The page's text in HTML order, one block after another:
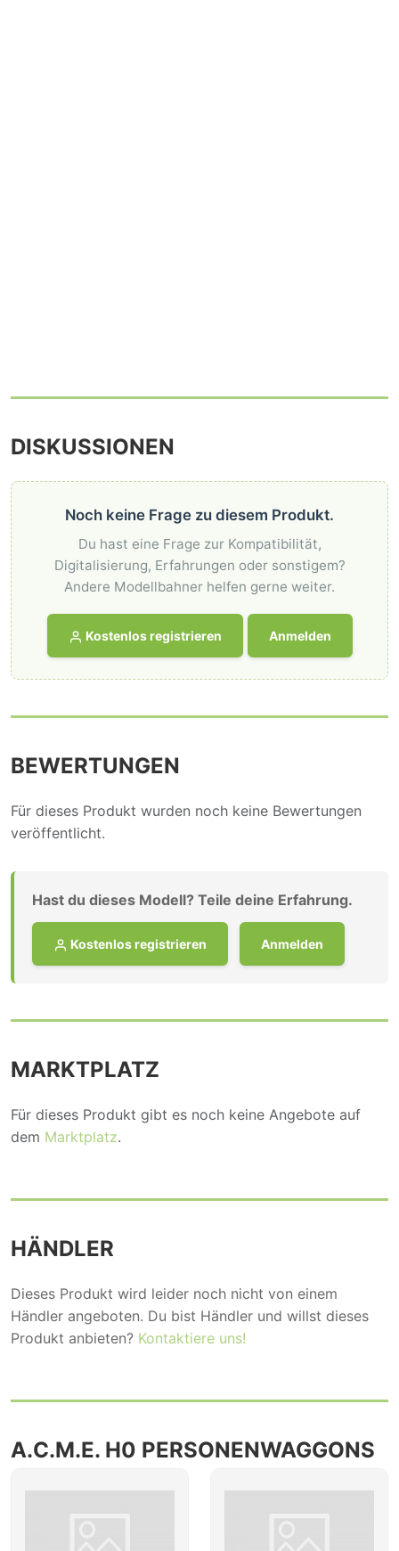
DISKUSSIONEN
Noch keine Frage zu diesem Produkt.
Du hast eine Frage zur Kompatibilität,
Digitalisierung, Erfahrungen oder sonstigem?
Andere Modellbahner helfen gerne weiter.
Kostenlos registrieren Anmelden
BEWERTUNGEN
Für dieses Produkt wurden noch keine Bewertungen
veröffentlicht.
Hast du dieses Modell? Teile deine Erfahrung.
Kostenlos registrieren Anmelden
MARKTPLATZ
Für dieses Produkt gibt es noch keine Angebote auf
dem Marktplatz.
HÄNDLER
Dieses Produkt wird leider noch nicht von einem
Händler angeboten. Du bist Händler und willst dieses
Produkt anbieten? Kontaktiere uns!
A.C.M.E. H0 PERSONENWAGGONS